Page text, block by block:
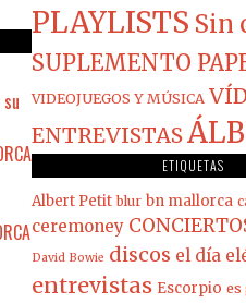
PLAYLISTS Sin
SUPLEMENTO
VIDEOJUEGOS Y MÚSICA
ENTREVISTAS
ETIQUETAS
Albert Petit blur bn mallorca
ceremoney
David Bowie discos el día
entrevistas Escorpio